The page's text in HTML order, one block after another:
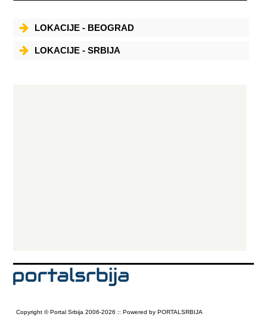
LOKACIJE - BEOGRAD
LOKACIJE - SRBIJA
Copyright © Portal Srbija 2006-2026 :: Powered by PORTALSRBIJA